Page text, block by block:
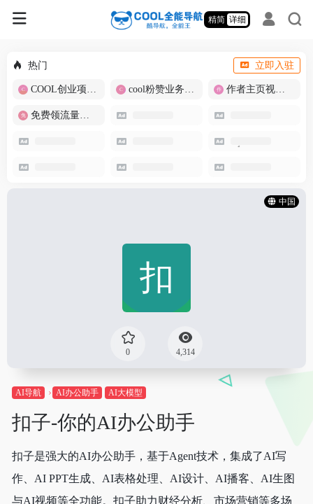
精简 详细
热门 立即入驻
COOL创业项目商城 cool粉赞业务商城【爆粉引流】 作者主页视频批量提取
免费领流量卡-包邮
中国
0 4,314
AI导航 AI办公助手 AI大模型
扣子-你的AI办公助手
扣子是强大的AI办公助手，基于Agent技术，集成了AI写
作、AI PPT生成、AI表格处理、AI设计、AI播客、AI生图
与AI视频等全功能。扣子助力财经分析、市场营销等多场